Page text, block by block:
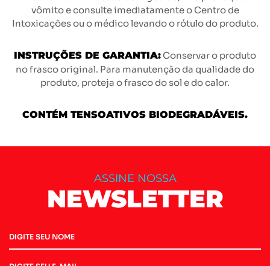
vômito e consulte imediatamente o Centro de
Intoxicações ou o médico levando o rótulo do produto.
INSTRUÇÕES DE GARANTIA:Conservar o produto
no frasco original. Para manutenção da qualidade do
produto, proteja o frasco do sol e do calor.
CONTÉM TENSOATIVOS BIODEGRADÁVEIS.
ASSINE NOSSA
NEWSLETTER